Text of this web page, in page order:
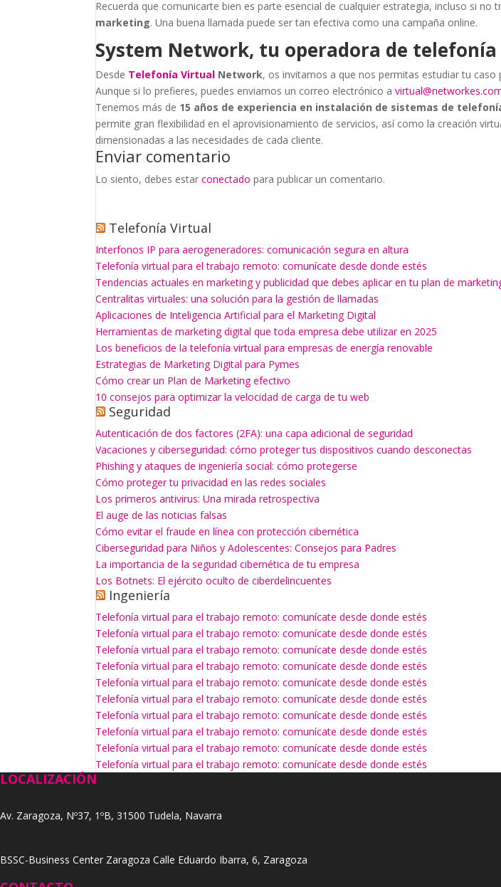
Recuerda que comunicarte bien es parte esencial de cualquier estrategia, incluso si no
marketing. Una buena llamada puede ser tan efectiva como una campaña online.
System Network, tu operadora de
Desde Telefonía Virtual Network, os invitamos a que nos permitas estudiar tu caso
Aunque si lo prefieres, puedes enviarnos un correo electrónico a
Tenemos más de 15 años de experiencia en instalación de sistemas de
permite gran flexibilidad en el aprovisionamiento de servicios, así como la creación
dimensionadas a las necesidades de cada cliente.
Enviar comentario
Lo siento, debes estarconectado para publicar un comentario.
Telefonía Virtual
Interfonos IP para aerogeneradores: comunicación segura en altura
Telefonía virtual para el trabajo remoto: comunícate desde donde estés
Tendencias actuales en marketing y publicidad que debes aplicar en tu plan de
Centralitas virtuales: una solución para la gestión de llamadas
Aplicaciones de Inteligencia Artificial para el Marketing Digital
Herramientas de marketing digital que toda empresa debe utilizar en 2025
Los beneficios de la telefonía virtual para empresas de energía renovable
Estrategias de Marketing Digital para Pymes
Cómo crear un Plan de Marketing efectivo
10 consejos para optimizar la velocidad de carga de tu web
Seguridad
Autenticación de dos factores (2FA): una capa adicional de seguridad
Vacaciones y ciberseguridad: cómo proteger tus dispositivos cuando desconectas
Phishing y ataques de ingeniería social: cómo protegerse
Cómo proteger tu privacidad en las redes sociales
Los primeros antivirus: Una mirada retrospectiva
El auge de las noticias falsas
Cómo evitar el fraude en línea con protección cibernética
Ciberseguridad para Niños y Adolescentes: Consejos para Padres
La importancia de la seguridad cibernética de tu empresa
Los Botnets: El ejército oculto de ciberdelincuentes
Ingeniería
Telefonía virtual para el trabajo remoto: comunícate desde donde estés
Telefonía virtual para el trabajo remoto: comunícate desde donde estés
Telefonía virtual para el trabajo remoto: comunícate desde donde estés
Telefonía virtual para el trabajo remoto: comunícate desde donde estés
Telefonía virtual para el trabajo remoto: comunícate desde donde estés
Telefonía virtual para el trabajo remoto: comunícate desde donde estés
Telefonía virtual para el trabajo remoto: comunícate desde donde estés
Telefonía virtual para el trabajo remoto: comunícate desde donde estés
Telefonía virtual para el trabajo remoto: comunícate desde donde estés
Telefonía virtual para el trabajo remoto: comunícate desde donde estés
LOCALIZACIÓN
Av. Zaragoza, Nº37, 1ºB, 31500 Tudela, Navarra
BSSC-Business Center Zaragoza Calle Eduardo Ibarra, 6, Zaragoza